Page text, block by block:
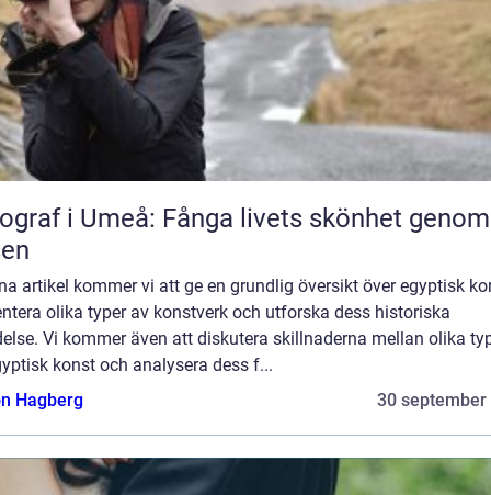
i Umeå: Fånga livets skönhet genom
artikel kommer vi att ge en grundlig översikt över egyptisk
olika typer av konstverk och utforska dess historiska
Vi kommer även att diskutera skillnaderna mellan olika
konst och analysera dess f...
Hagberg
30 september